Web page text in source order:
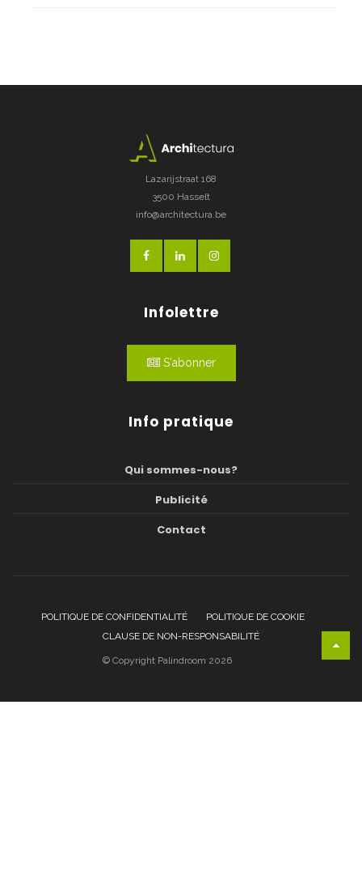
Lazarijstraat 168
3500 Hasselt
info@architectura.be
Infolettre
S'abonner
Info pratique
Qui sommes-nous?
Publicité
Contact
POLITIQUE DE CONFIDENTIALITÉ
POLITIQUE DE COOKIE
CLAUSE DE NON-RESPONSABILITÉ
© Copyright Palindroom 2026